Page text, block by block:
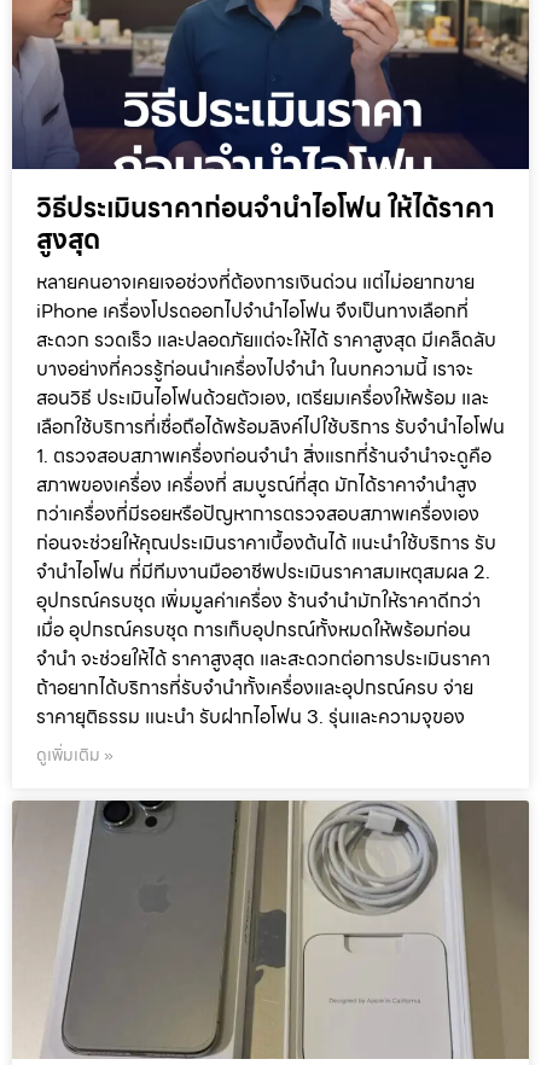
วิธีประเมินราคาก่อนจำนำไอโฟน ให้ได้ราคา
สูงสุด
หลายคนอาจเคยเจอช่วงที่ต้องการเงินด่วน แต่ไม่อยากขาย
iPhone เครื่องโปรดออกไปจำนำไอโฟน จึงเป็นทางเลือกที่
สะดวก รวดเร็ว และปลอดภัยแต่จะให้ได้ ราคาสูงสุด มีเคล็ดลับ
บางอย่างที่ควรรู้ก่อนนำเครื่องไปจำนำ ในบทความนี้ เราจะ
สอนวิธี ประเมินไอโฟนด้วยตัวเอง, เตรียมเครื่องให้พร้อม และ
เลือกใช้บริการที่เชื่อถือได้พร้อมลิงค์ไปใช้บริการ รับจำนำไอโฟน
1. ตรวจสอบสภาพเครื่องก่อนจำนำ สิ่งแรกที่ร้านจำนำจะดูคือ
สภาพของเครื่อง เครื่องที่ สมบูรณ์ที่สุด มักได้ราคาจำนำสูง
กว่าเครื่องที่มีรอยหรือปัญหาการตรวจสอบสภาพเครื่องเอง
ก่อนจะช่วยให้คุณประเมินราคาเบื้องต้นได้ แนะนำใช้บริการ รับ
จำนำไอโฟน ที่มีทีมงานมืออาชีพประเมินราคาสมเหตุสมผล 2.
อุปกรณ์ครบชุด เพิ่มมูลค่าเครื่อง ร้านจำนำมักให้ราคาดีกว่า
เมื่อ อุปกรณ์ครบชุด การเก็บอุปกรณ์ทั้งหมดให้พร้อมก่อน
จำนำ จะช่วยให้ได้ ราคาสูงสุด และสะดวกต่อการประเมินราคา
ถ้าอยากได้บริการที่รับจำนำทั้งเครื่องและอุปกรณ์ครบ จ่าย
ราคายุติธรรม แนะนำ รับฝากไอโฟน 3. รุ่นและความจุของ
ดูเพิ่มเติม »